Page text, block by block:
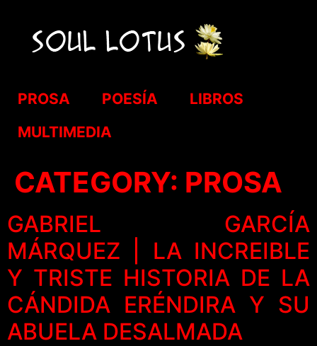
PROSA POESÍA
LIBROS
MULTIMEDIA
CATEGORY: PROSA
GABRIEL GARCÍA
MÁRQUEZ | LA INCREIBLE
Y TRISTE HISTORIA DE LA
CÁNDIDA ERÉNDIRA Y SU
ABUELA DESALMADA